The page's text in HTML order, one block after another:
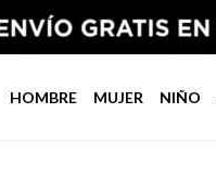
HOMBRE MUJER NIÑO